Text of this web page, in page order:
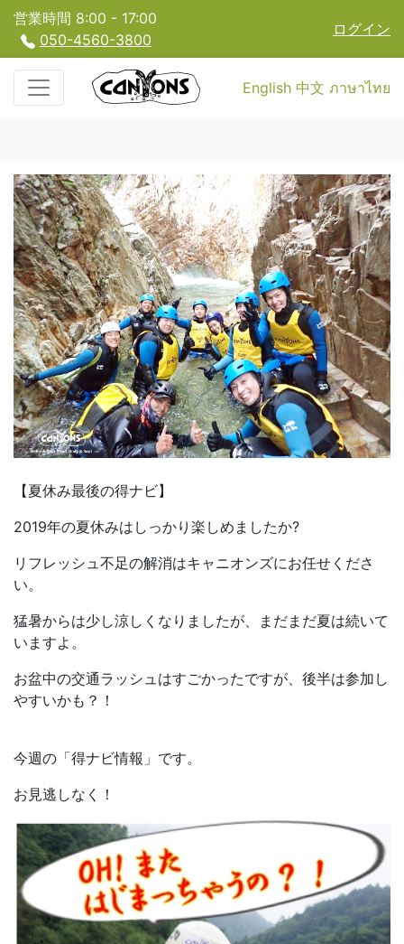
営業時間 8:00 - 17:00
050-4560-3800
ログイン
English 中文 ภาษาไทย
【夏休み最後の得ナビ】
2019年の夏休みはしっかり楽しめましたか?
リフレッシュ不足の解消はキャニオンズにお任せくださ
い。
猛暑からは少し涼しくなりましたが、まだまだ夏は続いて
いますよ。
お盆中の交通ラッシュはすごかったですが、後半は参加し
やすいかも？！
今週の「得ナビ情報」です。
お見逃しなく！